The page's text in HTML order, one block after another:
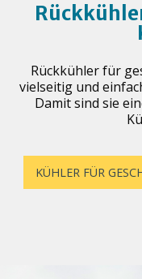
Rückkühler für
vielseitig und
Damit sind sie
KÜHLER FÜR